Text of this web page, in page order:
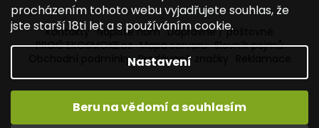
procházením tohoto webu vyjadřujete souhlas, že
jste starší 18ti let a s používáním cookie.
Nastavení
Beru na vědomí a souhlasím
Kontakty Napište nám Dopravné / poštovné
PROČ EKOSMOKE.cz Mapa serveru Slovník pojmů
Obchodní podmínky Prodávané značky
Vytvořil Shoptet